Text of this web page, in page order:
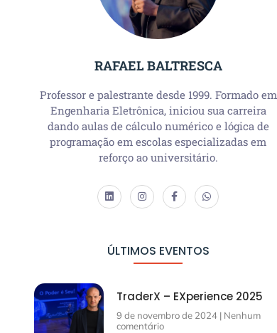
RAFAEL BALTRESCA
Professor e palestrante desde 1999. Formado em
Engenharia Eletrônica, iniciou sua carreira
dando aulas de cálculo numérico e lógica de
programação em escolas especializadas em
reforço ao universitário.
ÚLTIMOS EVENTOS
TraderX – EXperience 2025
9 de novembro de 2024 Nenhum
comentário